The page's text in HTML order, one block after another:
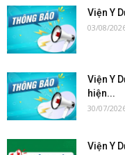
Viện Y
03/08/
Viện Y
hiện...
30/07/
Viện Y